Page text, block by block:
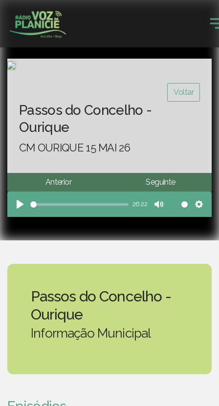
Voltar
Passos do Concelho -
Ourique
CM OURIQUE 15 MAI 26
Anterior Seguinte
Play
26:22
Mute
Passos do Concelho -
Ourique
Informação Municipal